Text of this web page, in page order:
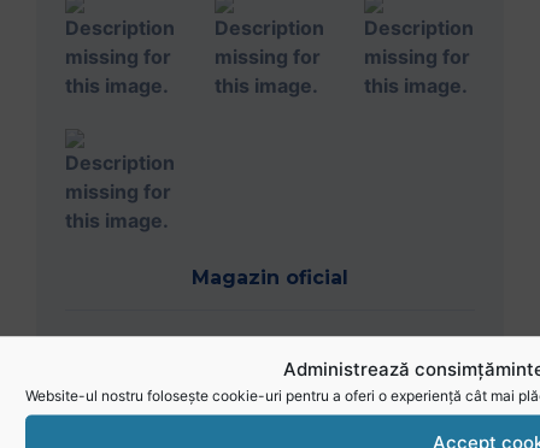
Administrează
Website-ul nostru folosește cookie-uri pentru a oferi o experiență cât mai
Accept
Magazin oficial